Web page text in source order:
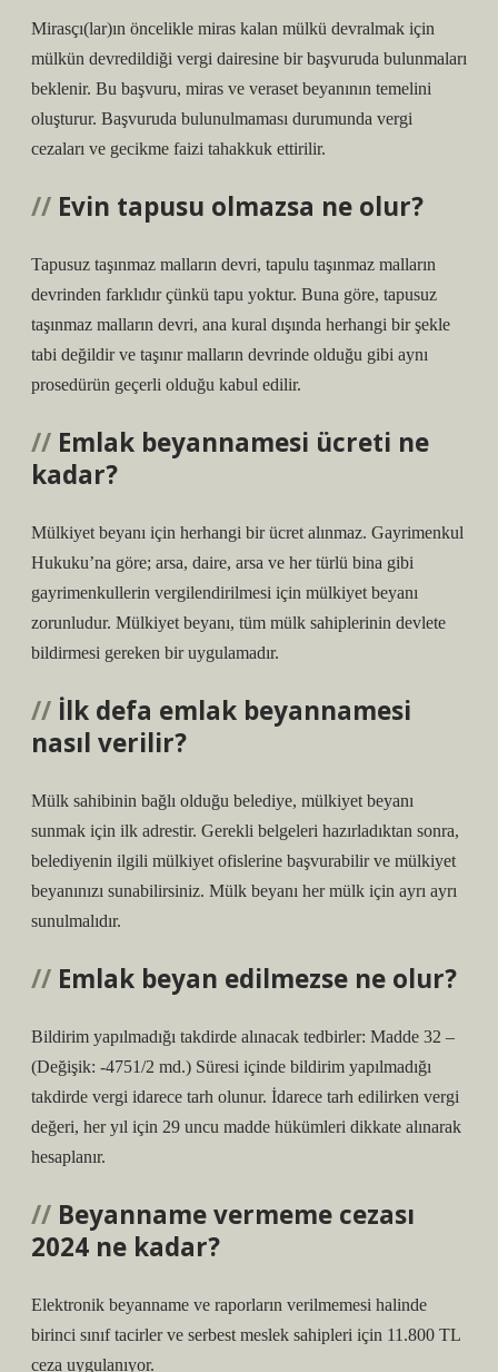
Mirasçı(lar)ın öncelikle miras kalan mülkü devralmak için
mülkün devredildiği vergi dairesine bir başvuruda bulunmaları
beklenir. Bu başvuru, miras ve veraset beyanının temelini
oluşturur. Başvuruda bulunulmaması durumunda vergi
cezaları ve gecikme faizi tahakkuk ettirilir.
Evin tapusu olmazsa ne olur?
Tapusuz taşınmaz malların devri, tapulu taşınmaz malların
devrinden farklıdır çünkü tapu yoktur. Buna göre, tapusuz
taşınmaz malların devri, ana kural dışında herhangi bir şekle
tabi değildir ve taşınır malların devrinde olduğu gibi aynı
prosedürün geçerli olduğu kabul edilir.
Emlak beyannamesi ücreti ne
kadar?
Mülkiyet beyanı için herhangi bir ücret alınmaz. Gayrimenkul
Hukuku’na göre; arsa, daire, arsa ve her türlü bina gibi
gayrimenkullerin vergilendirilmesi için mülkiyet beyanı
zorunludur. Mülkiyet beyanı, tüm mülk sahiplerinin devlete
bildirmesi gereken bir uygulamadır.
İlk defa emlak beyannamesi
nasıl verilir?
Mülk sahibinin bağlı olduğu belediye, mülkiyet beyanı
sunmak için ilk adrestir. Gerekli belgeleri hazırladıktan sonra,
belediyenin ilgili mülkiyet ofislerine başvurabilir ve mülkiyet
beyanınızı sunabilirsiniz. Mülk beyanı her mülk için ayrı ayrı
sunulmalıdır.
Emlak beyan edilmezse ne olur?
Bildirim yapılmadığı takdirde alınacak tedbirler: Madde 32 –
(Değişik: -4751/2 md.) Süresi içinde bildirim yapılmadığı
takdirde vergi idarece tarh olunur. İdarece tarh edilirken vergi
değeri, her yıl için 29 uncu madde hükümleri dikkate alınarak
hesaplanır.
Beyanname vermeme cezası
2024 ne kadar?
Elektronik beyanname ve raporların verilmemesi halinde
birinci sınıf tacirler ve serbest meslek sahipleri için 11.800 TL
ceza uygulanıyor.